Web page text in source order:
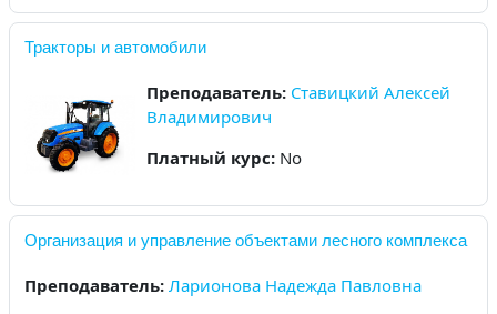
Тракторы и автомобили
Преподаватель: Ставицкий Алексей
Владимирович
Платный курс: No
Организация и управление объектами лесного комплекса
Преподаватель: Ларионова Надежда Павловна